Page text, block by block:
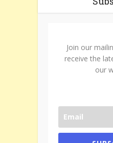
Join our
receive the
our